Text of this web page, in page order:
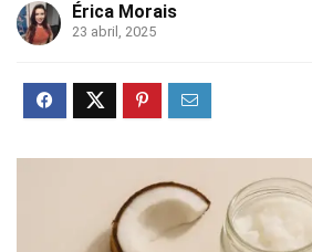
Érica Morais
23 abril, 2025